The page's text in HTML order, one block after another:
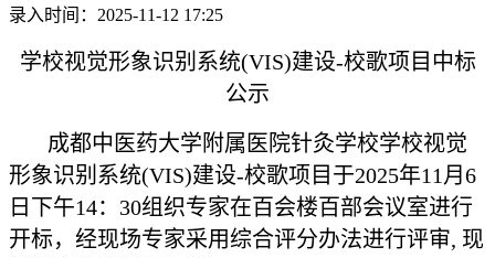
录入时间：2025-11-12 17:25
学校视觉形象识别系统(VIS)建设-校歌项目中标
公示
成都中医药大学附属医院针灸学校学校视觉
形象识别系统(VIS)建设-校歌项目于2025年11月6
日下午14：30组织专家在百会楼百部会议室进行
开标，经现场专家采用综合评分办法进行评审, 现